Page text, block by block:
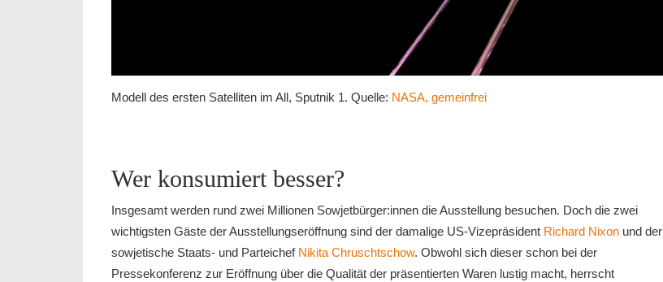
Modell des ersten Satelliten im All, Sputnik 1. Quelle: NASA, gemeinfrei
Wer konsumiert besser?
Insgesamt werden rund zwei Millionen Sowjetbürger:innen die Ausstellung besuchen. Doch die zwei
wichtigsten Gäste der Ausstellungseröffnung sind der damalige US-Vizepräsident Richard Nixon und der
sowjetische Staats- und Parteichef Nikita Chruschtschow. Obwohl sich dieser schon bei der
Pressekonferenz zur Eröffnung über die Qualität der präsentierten Waren lustig macht, herrscht